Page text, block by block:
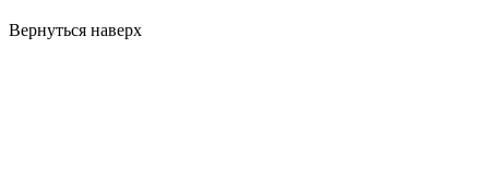
Вернуться наверх